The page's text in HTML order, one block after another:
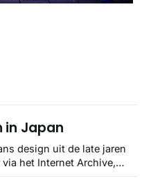
in Japan
design uit de late jaren
het Internet Archive,